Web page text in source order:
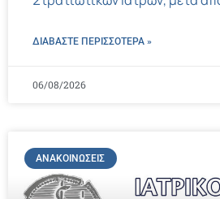
ΔΙΑΒΑΣΤΕ ΠΕΡΙΣΣΌΤΕΡΑ »
06/08/2026
ΑΝΑΚΟΙΝΏΣΕΙΣ